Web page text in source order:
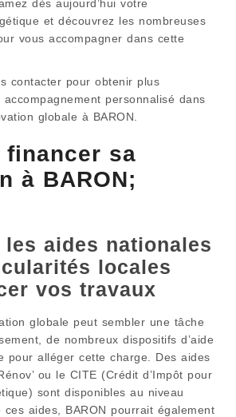
dès aujourd’hui votre
et découvrez les nombreuses
vous accompagner dans cette
contacter pour obtenir plus
accompagnement personnalisé dans
globale à BARON.
financer sa
à BARON;
les aides nationales
locales
vos travaux
globale peut sembler une tâche
de nombreux dispositifs d’aide
pour alléger cette charge. Des aides
ou le CITE (Crédit d’Impôt pour
sont disponibles au niveau
aides, BARON pourrait également